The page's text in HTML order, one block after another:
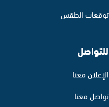
توقعات الطقس
للتواصل
الإعلان معنا
تواصل معنا